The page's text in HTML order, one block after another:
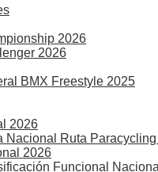
2026
2026
BMX Freestyle 2025
2026
Nacional Ruta
2026
Funcional Nacional